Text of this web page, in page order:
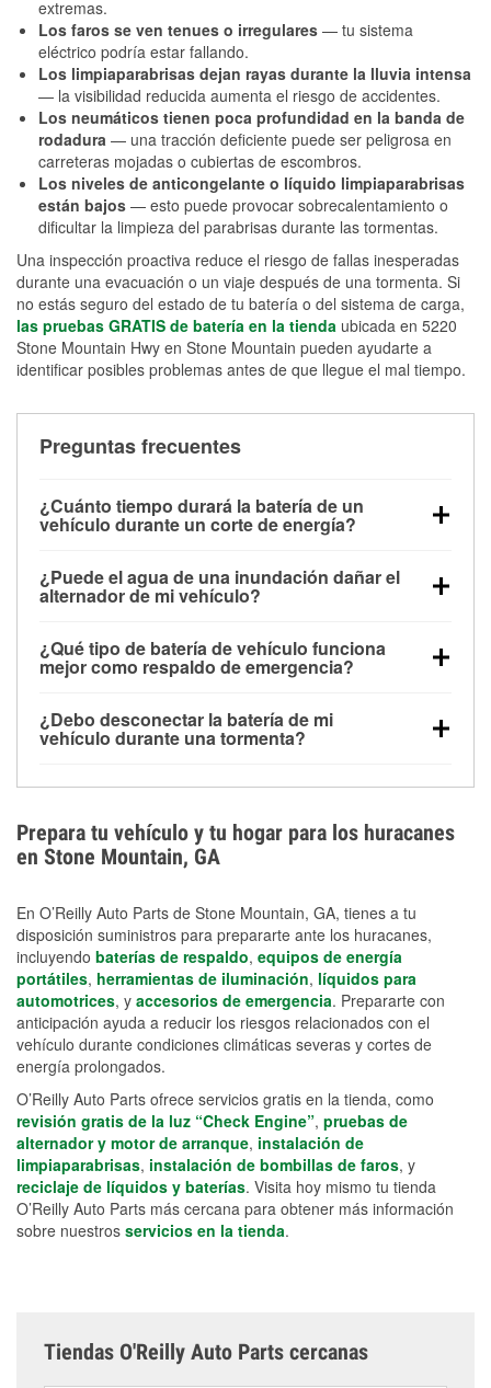
extremas.
Los faros se ven tenues o irregulares — tu sistema
eléctrico podría estar fallando.
Los limpiaparabrisas dejan rayas durante la lluvia intensa
— la visibilidad reducida aumenta el riesgo de accidentes.
Los neumáticos tienen poca profundidad en la banda de
rodadura — una tracción deficiente puede ser peligrosa en
carreteras mojadas o cubiertas de escombros.
Los niveles de anticongelante o líquido limpiaparabrisas
están bajos — esto puede provocar sobrecalentamiento o
dificultar la limpieza del parabrisas durante las tormentas.
Una inspección proactiva reduce el riesgo de fallas inesperadas
durante una evacuación o un viaje después de una tormenta. Si
no estás seguro del estado de tu batería o del sistema de carga,
las pruebas GRATIS de batería en la tienda ubicada en 5220
Stone Mountain Hwy en Stone Mountain pueden ayudarte a
identificar posibles problemas antes de que llegue el mal tiempo.
Preguntas frecuentes
¿Cuánto tiempo durará la batería de un
vehículo durante un corte de energía?
alimentar pequeños accesorios durante un tiempo
limitado, pero el uso repetido sin conducir el vehículo
contar con un equipo de carga de respaldo para
cortes prolongados.
¿Puede el agua de una inundación dañar el
alternador de mi vehículo?
parte baja del compartimento del motor y pueden
dañarse si se sumergen, lo que puede provocar una
días después de la exposición.
¿Qué tipo de batería de vehículo funciona
mejor como respaldo de emergencia?
para aplicaciones de ciclo profundo porque son
selladas, resistentes a las vibraciones y más
¿Debo desconectar la batería de mi
vehículo durante una tormenta?
los daños por inundación. Evitar el agua estancada y
preparar opciones de carga de respaldo son
medidas de protección más efectivas.
Prepara tu vehículo y tu hogar para los huracanes
en Stone Mountain, GA
En O’Reilly Auto Parts de Stone Mountain, GA, tienes a tu
disposición suministros para prepararte ante los huracanes,
incluyendo baterías de respaldo, equipos de energía
portátiles, herramientas de iluminación, líquidos para
automotrices, y accesorios de emergencia. Prepararte con
anticipación ayuda a reducir los riesgos relacionados con el
vehículo durante condiciones climáticas severas y cortes de
energía prolongados.
O’Reilly Auto Parts ofrece servicios gratis en la tienda, como
revisión gratis de la luz “Check Engine”, pruebas de
alternador y motor de arranque, instalación de
limpiaparabrisas, instalación de bombillas de faros, y
reciclaje de líquidos y baterías. Visita hoy mismo tu tienda
O’Reilly Auto Parts más cercana para obtener más información
sobre nuestros servicios en la tienda.
Tiendas O'Reilly Auto Parts cercanas